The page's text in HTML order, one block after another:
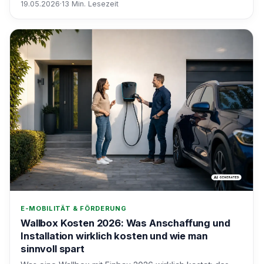
19.05.2026·13 Min. Lesezeit
E-MOBILITÄT & FÖRDERUNG
Wallbox Kosten 2026: Was Anschaffung und
Installation wirklich kosten und wie man
sinnvoll spart